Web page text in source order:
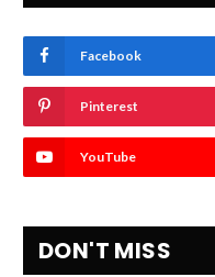
Facebook
Pinterest
YouTube
DON'T MISS